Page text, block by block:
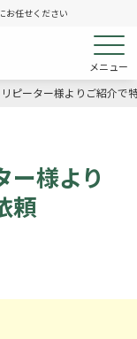
お任せください
メニュー
ピーター様よりご紹介で
ー様より
頼